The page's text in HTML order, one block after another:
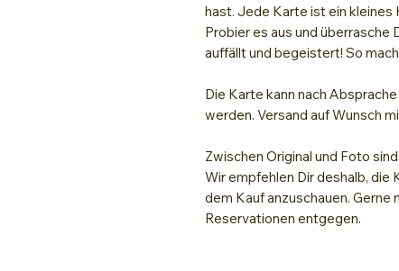
hast. Jede Karte ist ein kleines
Probier es aus und überrasche
auffällt und begeistert! So
Die Karte kann nach
werden. Versand auf Wunsch
Zwischen Original und Foto
Wir empfehlen Dir deshalb, die
dem Kauf anzuschauen.
Reservationen entgegen.